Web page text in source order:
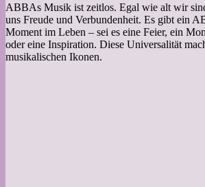
ABBAs Musik ist zeitlos. Egal wie alt wir
uns Freude und Verbundenheit. Es gibt ein
Moment im Leben – sei es eine Feier, ein
oder eine Inspiration. Diese Universalität
musikalischen Ikonen.